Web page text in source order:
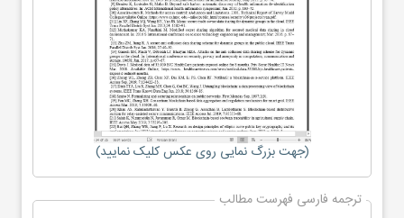
(جهت بزرگ نمایی روی عکس کلیک نمایید)
ترجمه فارسی فهرست مطالب